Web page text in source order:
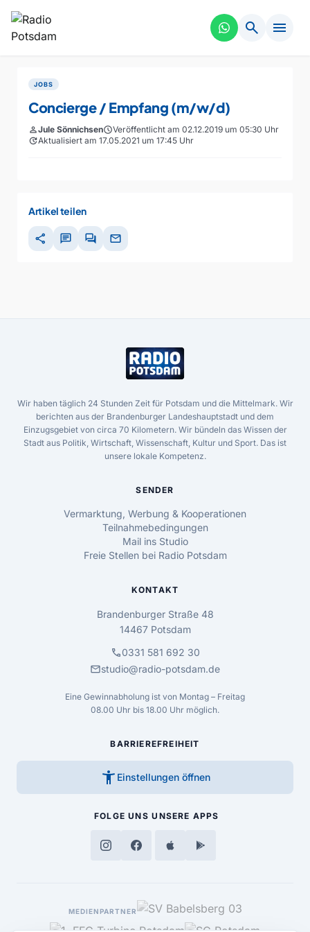
search menu
JOBS
Concierge / Empfang (m/w/d)
personJule SönnichsenscheduleVeröffentlicht am 02.12.2019 um 05:30 Uhr
updateAktualisiert am 17.05.2021 um 17:45 Uhr
Artikel teilen
share chat forum mail
Wir haben täglich 24 Stunden Zeit für Potsdam und die Mittelmark. Wir
berichten aus der Brandenburger Landeshauptstadt und dem
Einzugsgebiet von circa 70 Kilometern. Wir bündeln das Wissen der
Stadt aus Politik, Wirtschaft, Wissenschaft, Kultur und Sport. Das ist
unsere lokale Kompetenz.
SENDER
Vermarktung, Werbung & Kooperationen
Teilnahmebedingungen
Mail ins Studio
Freie Stellen bei Radio Potsdam
KONTAKT
Brandenburger Straße 48
14467 Potsdam
call0331 581 692 30
mailstudio@radio-potsdam.de
Eine Gewinnabholung ist von Montag – Freitag
08.00 Uhr bis 18.00 Uhr möglich.
BARRIEREFREIHEIT
accessibility_new Einstellungen öffnen
FOLGE UNS UNSERE APPS
MEDIENPARTNER